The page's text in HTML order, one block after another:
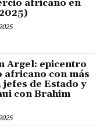
africano en
Argel: epicentro
africano con más
jefes de Estado y
con Brahim